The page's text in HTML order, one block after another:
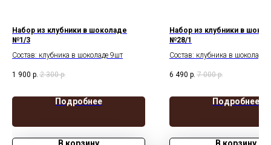
Набор из клубники в шоколаде
№1/3
Состав: клубника в шоколаде 9шт
1 900 р. 2 300 р.
Подробнее
Набор из клубники в
№28/1
Состав: клубника в шоколаде
6 490 р. 7 000 р.
Подробнее